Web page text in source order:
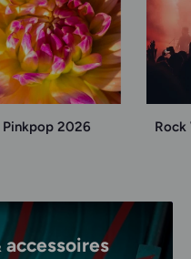
Pinkpop 2026 Rock
accessoires